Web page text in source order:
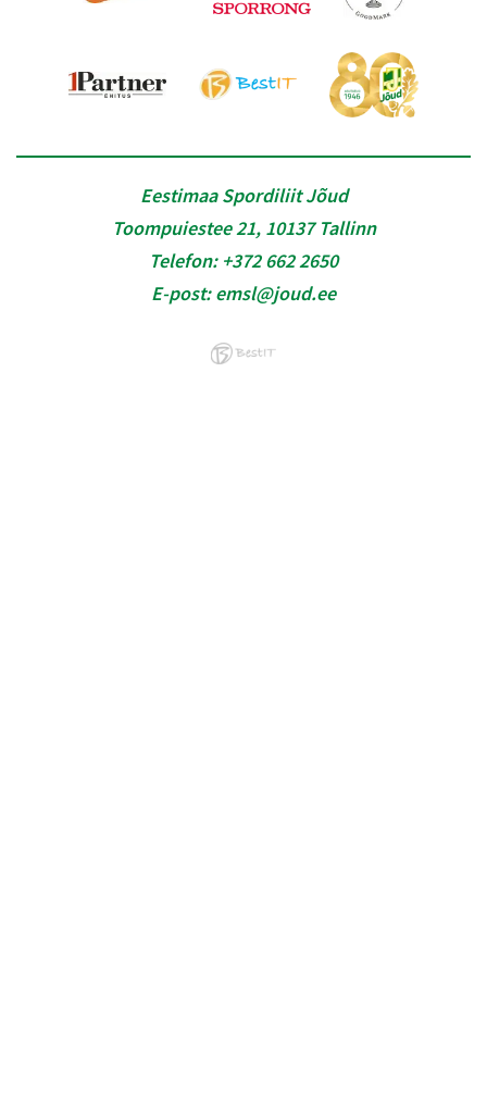
Eestimaa Spordiliit Jõud
Toompuiestee 21, 10137 Tallinn
Telefon: +372 662 2650
E-post:emsl@joud.ee